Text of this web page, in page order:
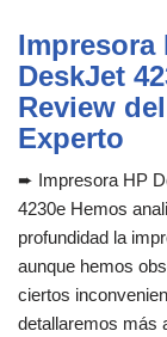
Impresora
DeskJet
Review del
Experto
➨ Impresora HP
4230e Hemos
profundidad la
aunque hemos
ciertos
detallaremos más